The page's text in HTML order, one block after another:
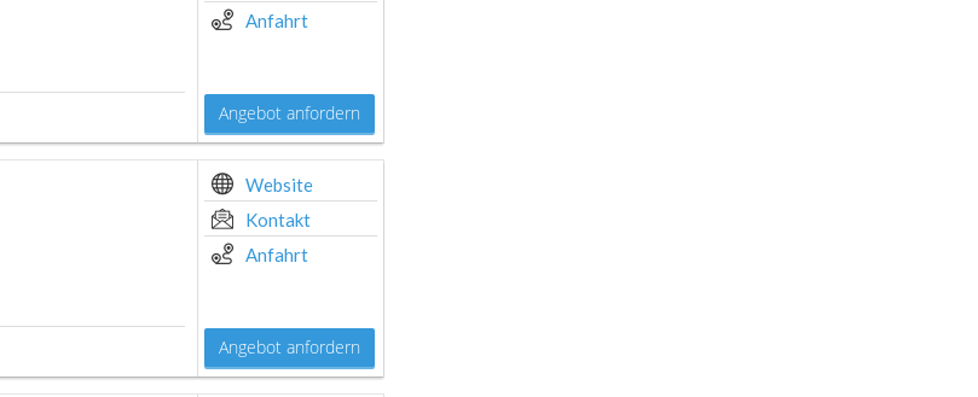
Anfahrt
Angebot anfordern
Website
Kontakt
Anfahrt
Angebot anfordern